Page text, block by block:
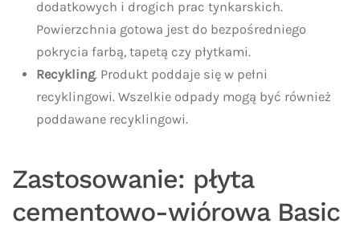
dodatkowych i drogich prac tynkarskich.
Powierzchnia gotowa jest do bezpośredniego
pokrycia farbą, tapetą czy płytkami.
Recykling. Produkt poddaje się w pełni
recyklingowi. Wszelkie odpady mogą być również
poddawane recyklingowi.
Zastosowanie: płyta
cementowo-wiórowa Basic